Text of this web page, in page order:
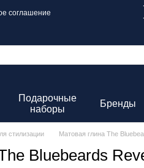
соглашение
Подарочные
наборы
Бренды
стилизации Матовая глина The
Bluebeards